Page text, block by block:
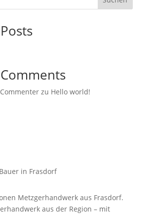
zu Hello world!
Metzgerhandwerk aus Frasdorf.
aus der Region – mit